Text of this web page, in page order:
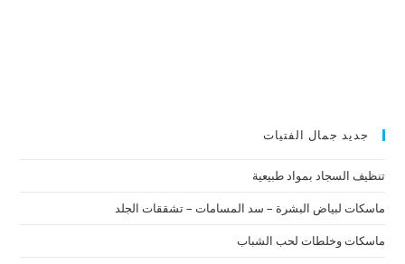
جديد جمال الفتيات
تنظيف السجاد بمواد طبيعية
ماسكات لبياض البشرة – سد المسامات – تشققات الجلد
ماسكات وخلطات لحب الشباب